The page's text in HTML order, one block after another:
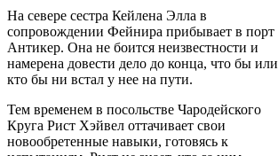
На севере сестра Кейлена Элла в
сопровождении Фейнира прибывает в порт
Антикер. Она не боится неизвестности и
намерена довести дело до конца, что бы или
кто бы ни встал у нее на пути.
Тем временем в посольстве Чародейского
Круга Рист Хэйвел оттачивает свои
новообретенные навыки, готовясь к